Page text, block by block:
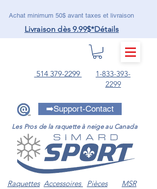
Achat minimum 50$ avant taxes et livraison
Livraison dès 9.99$*Détails
514 379-2299
MENU
1-833-393-
2299
➡️Support-Contact
Les Pros de la raquette à neige au Canada
Raquettes Accessoires Pièces MSR